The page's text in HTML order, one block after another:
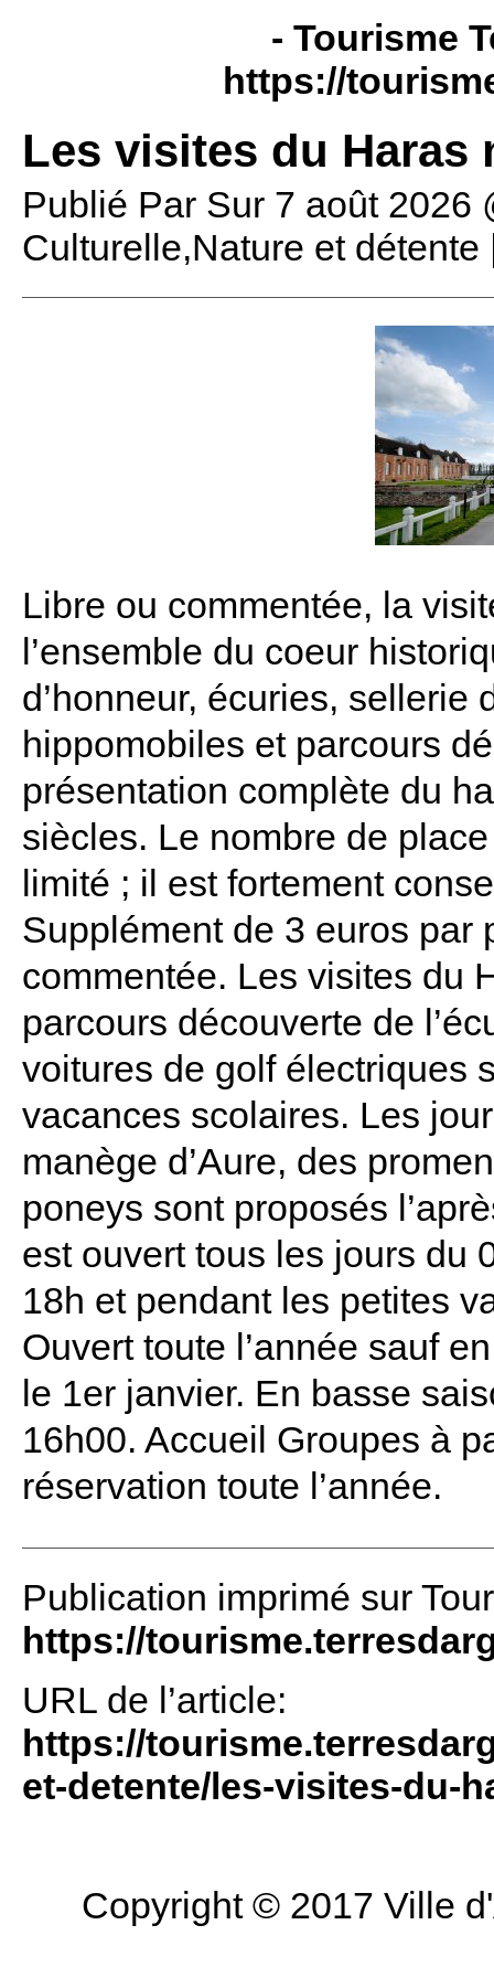
- Tourisme
https://
Les visites du Haras
Publié Par Sur 7 août 2026
Culturelle,Nature et
Libre ou commentée, la
l’ensemble du coeur
d’honneur, écuries, sellerie
hippomobiles et parcours
présentation complète du
siècles. Le nombre de
limité ; il est fortement
Supplément de 3 euros par
commentée. Les visites du
parcours découverte de
voitures de golf électriques
vacances scolaires. Les
manège d’Aure, des
poneys sont proposés
est ouvert tous les jours du
18h et pendant les petites
Ouvert toute l’année sauf
le 1er janvier. En basse
16h00. Accueil Groupes à
réservation toute l’année.
Publication imprimé sur
https://
URL de l’article:
https://
et-detente/les-visites-du-
Copyright © 2017 Ville